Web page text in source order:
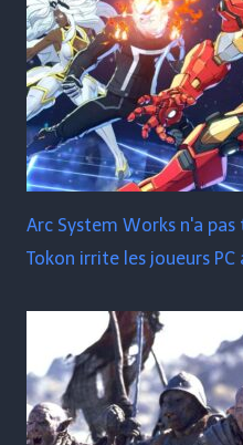
Arc System Works n'a pas
Tokon irrite les joueurs